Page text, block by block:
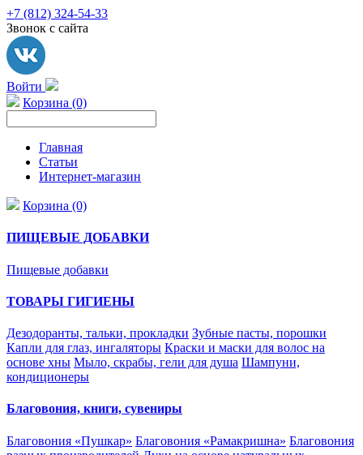
+7 (812) 324-54-33
Звонок с сайта
Войти
Корзина (0)
Главная
Статьи
Интернет-магазин
Корзина (0)
ПИЩЕВЫЕ ДОБАВКИ
Пищевые добавки
ТОВАРЫ ГИГИЕНЫ
Дезодоранты, тальки, прокладки Зубные пасты, порошки
Капли для глаз, ингаляторы Краски и маски для волос на
основе хны Мыло, скрабы, гели для душа Шампуни,
кондиционеры
Благовония, книги, сувениры
Благовония «Пушкар» Благовония «Рамакришна» Благовония